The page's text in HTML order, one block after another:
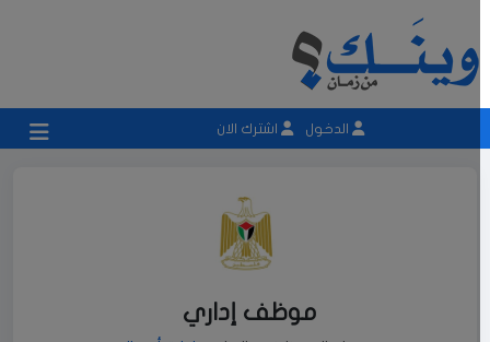
الدخول اشترك الان
موظف إداري